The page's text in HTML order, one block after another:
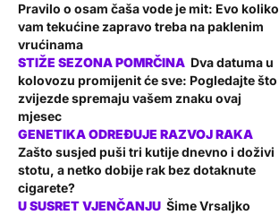
Pravilo o osam čaša vode je mit: Evo koliko
vam tekućine zapravo treba na paklenim
vrućinama
Dva datuma u
kolovozu promijenit će sve: Pogledajte što
zvijezde spremaju vašem znaku ovaj
mjesec
Zašto susjed puši tri kutije dnevno i doživi
stotu, a netko dobije rak bez dotaknute
cigarete?
Šime Vrsaljko